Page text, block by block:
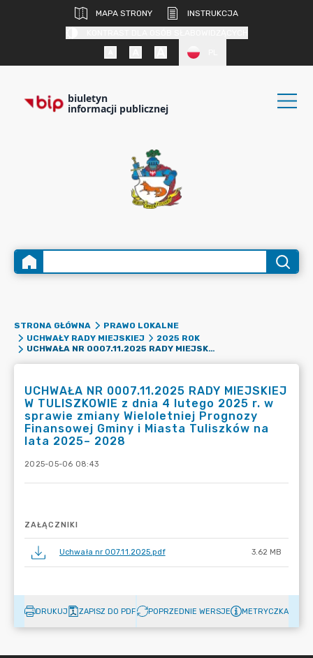
MAPA STRONY
INSTRUKCJA
biuletyn
informacji publicznej
STRONA GŁÓWNA
PRAWO LOKALNE
UCHWAŁY RADY MIEJSKIEJ
2025 ROK
UCHWAŁA NR 0007.11.2025 RADY MIEJSKIEJ W TULISZKOWIE Z DNIA 4 LUTEGO 2025 R. W SPRAWIE ZMIANY WIELOLETNIEJ PROGNOZY FINANSOWEJ GMINY I MIASTA TULISZKÓW NA LATA 2025– 2028
UCHWAŁA NR 0007.11.2025 RADY MIEJSKIEJ
W TULISZKOWIE z dnia 4 lutego 2025 r. w
sprawie zmiany Wieloletniej Prognozy
Finansowej Gminy i Miasta Tuliszków na
lata 2025– 2028
2025-05-06 08:43
ZAŁĄCZNIKI
Uchwała nr 007.11.2025.pdf 3.62 MB
DRUKUJ ZAPISZ DO PDF POPRZEDNIE WERSJE METRYCZKA